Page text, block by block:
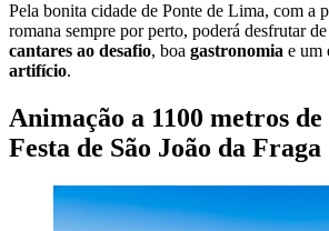
Pela bonita cidade de Ponte de Lima, com a
romana sempre por perto, poderá desfrutar de
cantares ao desafio, boa gastronomia e um
artifício.
Animação a 1100 metros
Festa de São João da Fraga